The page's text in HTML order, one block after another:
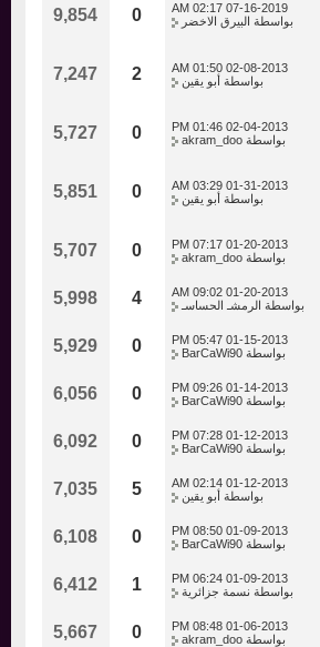
07-16-2019
02:17 AM
بواسطةالبيرق الاخضر 9,854
02-08-2013
01:50 AM
بواسطةأبو يقين 7,247
02-04-2013
01:46 PM
بواسطةakram_doo
5,727
01-31-2013
03:29 AM
بواسطةأبو يقين 5,851
01-20-2013
07:17 PM
بواسطةakram_doo
5,707
01-20-2013
09:02 AM
بواسطةالرمشـ الحساسـ 5,998
01-15-2013
05:47 PM
بواسطةBarCaWi90
5,929
01-14-2013
09:26 PM
بواسطةBarCaWi90
6,056
01-12-2013
07:28 PM
بواسطةBarCaWi90
6,092
01-12-2013
02:14 AM
بواسطةأبو يقين 7,035
01-09-2013
08:50 PM
بواسطةBarCaWi90
6,108
01-09-2013
06:24 PM
بواسطةنسمة جزائرية 6,412
01-06-2013
08:48 PM
بواسطةakram_doo
5,667